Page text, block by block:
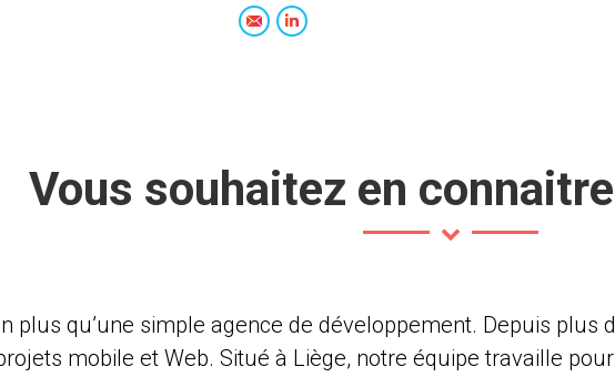
E-
LinkedIn
Vous souhaitez en
plus qu’une simple agence de développement. Depuis
mobile et Web. Situé à Liège, notre équipe travaille